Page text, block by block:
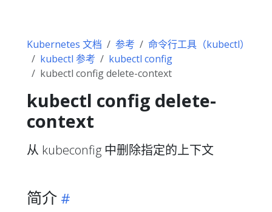
Kubernetes 文档 参考
命令行工具（kubectl）
kubectl 参考
kubectl config
kubectl config delete-context
kubectl config delete-
context
从 kubeconfig 中删除指定的上下文
简介